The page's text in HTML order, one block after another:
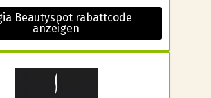
Beautyspot rabattcode
anzeigen